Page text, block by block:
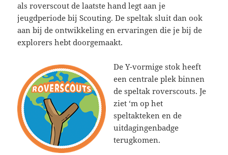
als roverscout de laatste hand legt aan je
jeugdperiode bij Scouting. De speltak sluit dan ook
aan bij de ontwikkeling en ervaringen die je bij de
explorers hebt doorgemaakt.
De Y-vormige stok heeft
een centrale plek binnen
de speltak roverscouts. Je
ziet ‘m op het
speltakteken en de
uitdagingenbadge
terugkomen.